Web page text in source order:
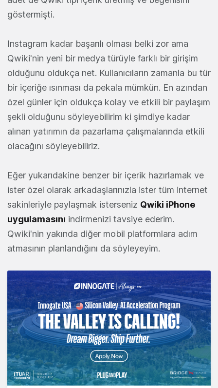
göstermişti.
Instagram kadar başarılı olması belki zor ama
Qwiki'nin yeni bir medya türüyle farklı bir girişim
olduğunu oldukça net. Kullanıcıların zamanla bu tür
bir içeriğe ısınması da pekala mümkün. En azından
özel günler için oldukça kolay ve etkili bir paylaşım
şekli olduğunu söyleyebilirim ki şimdiye kadar
alınan yatırımın da pazarlama çalışmalarında etkili
olacağını söyleyebiliriz.
Eğer yukarıdakine benzer bir içerik hazırlamak ve
ister özel olarak arkadaşlarınızla ister tüm internet
sakinleriyle paylaşmak isterseniz Qwiki iPhone
uygulamasını indirmenizi tavsiye ederim.
Qwiki'nin yakında diğer mobil platformlara adım
atmasının planlandığını da söyleyeyim.